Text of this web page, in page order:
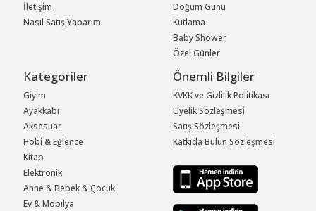
İletişim
Nasıl Satış Yaparım
Doğum Günü
Kutlama
Baby Shower
Özel Günler
Kategoriler
Giyim
Ayakkabı
Aksesuar
Hobi & Eğlence
Kitap
Elektronik
Anne & Bebek & Çocuk
Ev & Mobilya
Önemli Bilgiler
KVKK ve Gizlilik Politikası
Üyelik Sözleşmesi
Satış Sözleşmesi
Katkıda Bulun Sözleşmesi